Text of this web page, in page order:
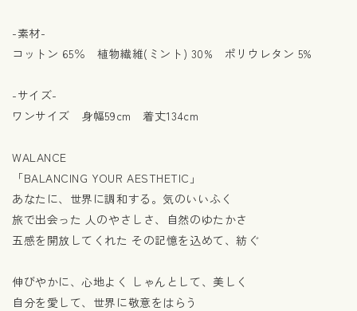
-素材-
コットン 65％ 植物繊維(ミント) 30% ポリウレタン 5%
-サイズ-
ワンサイズ 身幅59cm 着丈134cm
WALANCE
「BALANCING YOUR AESTHETIC」
あなたに、世界に調和する。気のいいふく
旅で出会った 人のやさしさ、自然のゆたかさ
五感を開放してくれた その記憶を込めて、紡ぐ
伸びやかに、心地よく しゃんとして、美しく
自分を愛して、世界に敬意をはらう